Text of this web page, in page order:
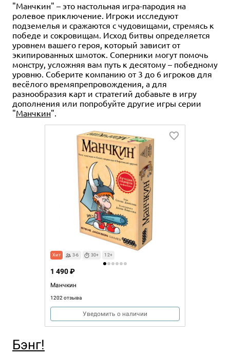
"Манчкин" – это настольная игра-пародия на
ролевое приключение. Игроки исследуют
подземелья и сражаются с чудовищами, стремясь к
победе и сокровищам. Исход битвы определяется
уровнем вашего героя, который зависит от
экипированных шмоток. Соперники могут помочь
монстру, усложняя вам путь к десятому – победному
уровню. Соберите компанию от 3 до 6 игроков для
весёлого времяпрепровождения, а для
разнообразия карт и стратегий добавьте в игру
дополнения или попробуйте другие игры серии
"Манчкин".
Хит 3-6 30+ 12+
Манчкин
1202 отзыва
1 490 ₽
Уведомить о наличии
Бэнг!